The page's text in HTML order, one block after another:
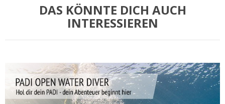
DAS KÖNNTE DICH AUCH
INTERESSIEREN